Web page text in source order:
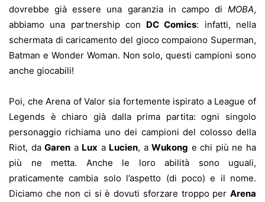
dovrebbe già essere una garanzia in campo di MOBA,
abbiamo una partnership con DC Comics: infatti, nella
schermata di caricamento del gioco compaiono Superman,
Batman e Wonder Woman. Non solo, questi campioni sono
anche giocabili!
Poi, che Arena of Valor sia fortemente ispirato a League of
Legends è chiaro già dalla prima partita: ogni singolo
personaggio richiama uno dei campioni del colosso della
Riot, daGaren a Lux a Lucien, aWukong e chi più ne ha
più ne metta. Anche le loro abilità sono uguali,
praticamente cambia solo l’aspetto (di poco) e il nome.
Diciamo che non ci si è dovuti sforzare troppo per Arena